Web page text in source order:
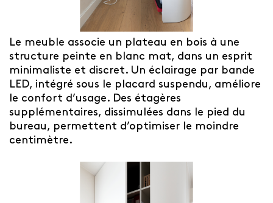
Le meuble associe un plateau en bois à une
structure peinte en blanc mat, dans un esprit
minimaliste et discret. Un éclairage par bande
LED, intégré sous le placard suspendu, améliore
le confort d’usage. Des étagères
supplémentaires, dissimulées dans le pied du
bureau, permettent d’optimiser le moindre
centimètre.